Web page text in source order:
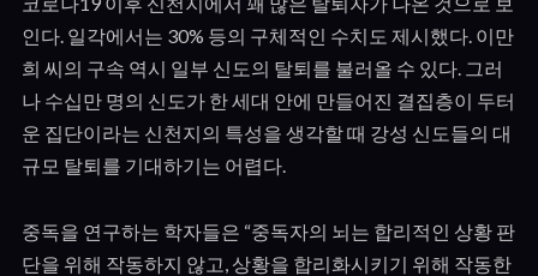
인다. 일각에서는 30% 등의 구체적인 수치도 제시했다. 이만
희 씨의 구속 역시 일부 신도의 탈퇴를 불러올 수 있다. 그러
나 수십만 명의 신도가 한 세대 안에 만들어진 결집층이 두터
운 집단이라는 신천지의 특성을 생각할 때 강성 신도들의 대
규모 탈퇴를 기대하기는 어렵다.
중독을 연구하는 학자들은 “중독자의 뇌는 합리적인 상황 판
단을 위해 작동하지 않고, 상황을 합리화시키기 위해 작동한